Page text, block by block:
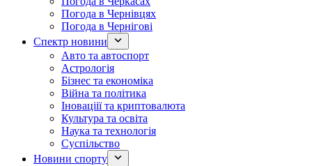
Погода в Чернівцях
Погода в Чернігові
Спектр новини
Авто та автоспорт
Астрологія
Бізнес та економіка
Війна та політика
Іноваціії та криптовалюта
Культура та освіта
Наука та технологія
Суспільство
Новини спорту